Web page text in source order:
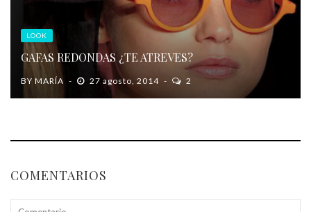
LOOK
GAFAS REDONDAS ¿TE ATREVES?
BY MARÍA 27 agosto, 2014 2
COMENTARIOS